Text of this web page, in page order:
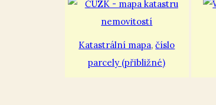
Katastrální mapa,číslo
parcely (přibližné)